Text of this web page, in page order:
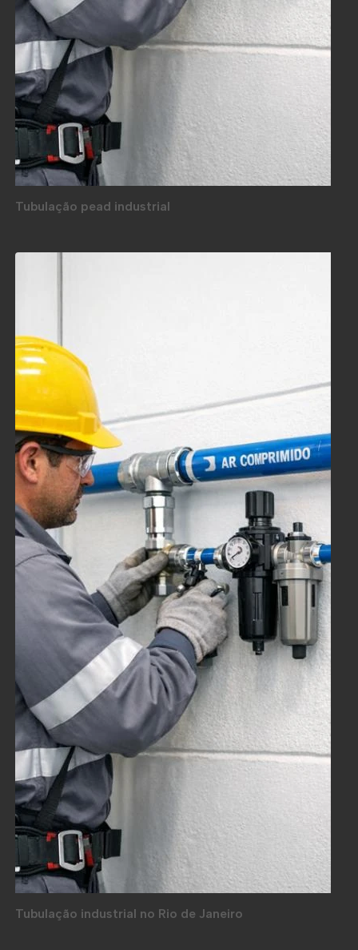
Tubulação pead industrial
Tubulação industrial no Rio de Janeiro